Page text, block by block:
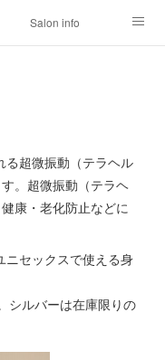
Salon info
る超微振動（テラヘル
。超微振動（テラヘ
康・老化防止などに
ニセックスで使える身
シルバーは在庫限りの